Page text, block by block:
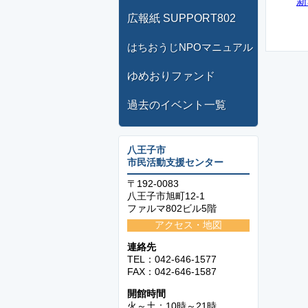
広報紙 SUPPORT802
はちおうじNPOマニュアル
ゆめおりファンド
過去のイベント一覧
八王子市
市民活動支援センター
〒192-0083
八王子市旭町12-1
ファルマ802ビル5階
アクセス・地図
連絡先
TEL：042-646-1577
FAX：042-646-1587
開館時間
火～土：10時～21時